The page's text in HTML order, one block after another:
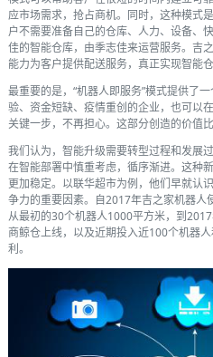
应市场需求，抢占商机。同时，这种模式
户不需要准备自己的仓库、人力、设备、
佳的智能仓库，由季志佳来运营服务。吉
能力为客户提供配送服务，真正实现智能仓
最重要的是，“机器人即服务”模式提供了
验、资金短缺、疫情重创的企业，也可以
关键一步，不再担心。这部分创造的价值
我们认为，智能升级需要转型过程和发展
在智能部署中慎重考虑，循序渐进。这种
更加稳定。以联华超市为例，他们早就认
争力的重要因素。自2017年吉之家机器人
从最初的30个机器人1000平方米，到
商鲸仓上线，以及近期投入近100个机器
利。